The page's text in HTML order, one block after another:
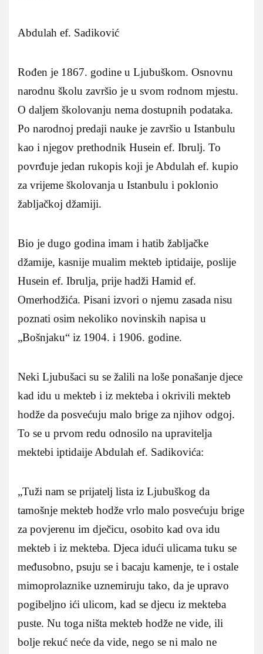
Abdulah ef. Sadiković
Rođen je 1867. godine u Ljubuškom. Osnovnu
narodnu školu završio je u svom rodnom mjestu.
O daljem školovanju nema dostupnih podataka.
Po narodnoj predaji nauke je završio u Istanbulu
kao i njegov prethodnik Husein ef. Ibrulj. To
povrđuje jedan rukopis koji je Abdulah ef. kupio
za vrijeme školovanja u Istanbulu i poklonio
žabljačkoj džamiji.
Bio je dugo godina imam i hatib žabljačke
džamije, kasnije mualim mekteb iptidaije, poslije
Husein ef. Ibrulja, prije hadži Hamid ef.
Omerhodžića. Pisani izvori o njemu zasada nisu
poznati osim nekoliko novinskih napisa u
„Bošnjaku“ iz 1904. i 1906. godine.
Neki Ljubušaci su se žalili na loše ponašanje djece
kad idu u mekteb i iz mekteba i okrivili mekteb
hodže da posvećuju malo brige za njihov odgoj.
To se u prvom redu odnosilo na upravitelja
mektebi iptidaije Abdulah ef. Sadikovića:
„Tuži nam se prijatelj lista iz Ljubuškog da
tamošnje mekteb hodže vrlo malo posvećuju brige
za povjerenu im dječicu, osobito kad ova idu
mekteb i iz mekteba. Djeca idući ulicama tuku se
međusobno, psuju se i bacaju kamenje, te i ostale
mimoprolaznike uznemiruju tako, da je upravo
pogibeljno ići ulicom, kad se djecu iz mekteba
puste. Nu toga ništa mekteb hodže ne vide, ili
bolje rekuć neće da vide, nego se ni malo ne